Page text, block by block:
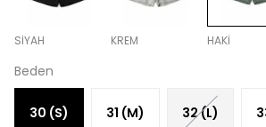
SİYAH KREM HAKİ
Beden
30 (S) 31 (M) 32 (L)